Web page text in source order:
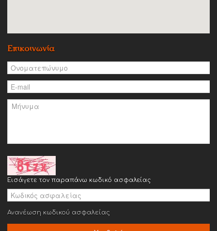
Επικοινωνία
Εισάγετε τον παραπάνω κωδικό ασφαλείας
Ανανέωση κωδικού ασφαλείας